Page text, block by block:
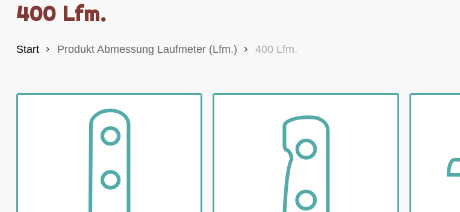
400 Lfm.
Start Produkt Abmessung Laufmeter (Lfm.) 400 Lfm.